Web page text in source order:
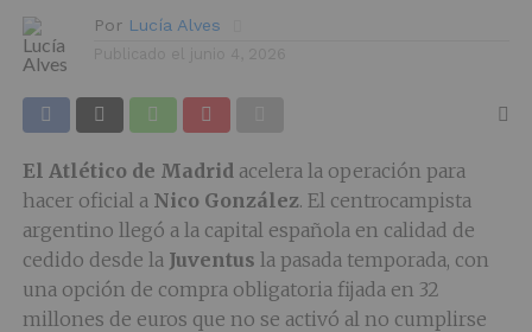
Por Lucía Alves
El Atlético de Madridacelera la operación para
hacer oficial a Nico González. El centrocampista
argentino llegó a la capital española en calidad de
cedido desde la Juventus la pasada temporada, con
una opción de compra obligatoria fijada en 32
millones de euros que no se activó al no cumplirse